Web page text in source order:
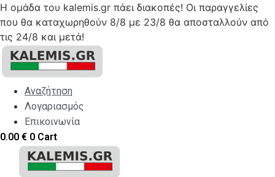
Η ομάδα του kalemis.gr πάει διακοπές! Οι παραγγελίες
που θα καταχωρηθούν 8/8 με 23/8 θα αποσταλλούν από
τις 24/8 και μετά!
Skip
content
Αναζήτηση
Λογαριασμός
Επικοινωνία
0.00 € 0 Cart